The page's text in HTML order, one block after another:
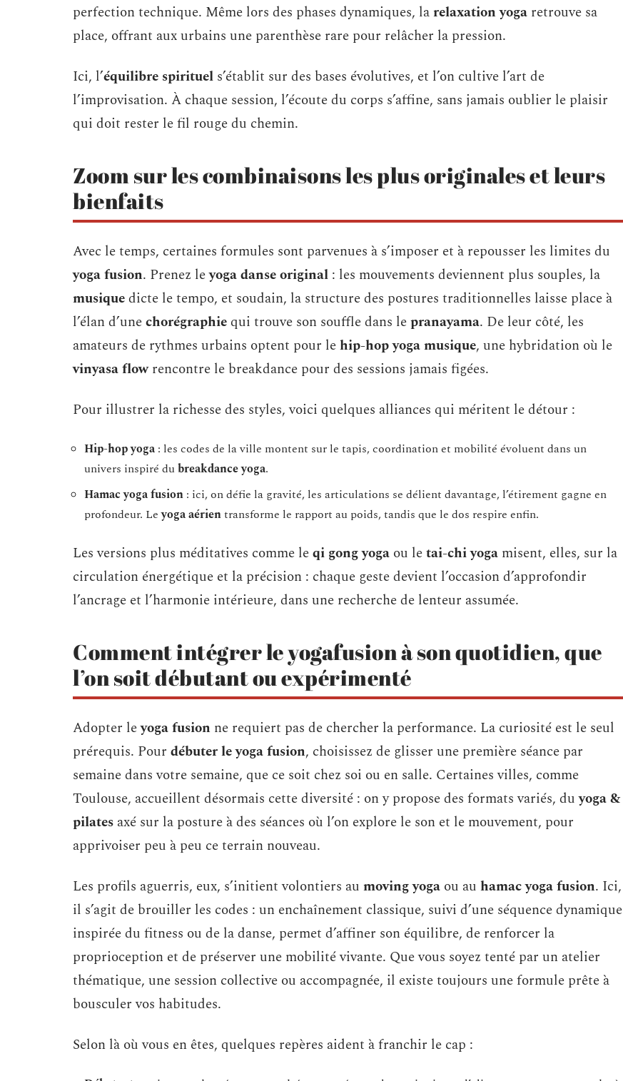
perfection technique. Même lors des phases dynamiques, larelaxation yoga retrouve sa
place, offrant aux urbains une parenthèse rare pour relâcher la pression.
Ici, l’équilibre spirituel s’établit sur des bases évolutives, et l’on cultive l’art de
l’improvisation. À chaque session, l’écoute du corps s’affine, sans jamais oublier le plaisir
qui doit rester le fil rouge du chemin.
Zoom sur les combinaisons les plus originales et leurs
bienfaits
Avec le temps, certaines formules sont parvenues à s’imposer et à repousser les limites du
yoga fusion. Prenez leyoga danse original : les mouvements deviennent plus souples, la
musiquedicte le tempo, et soudain, la structure des postures traditionnelles laisse place à
l’élan d’unechorégraphie qui trouve son souffle dans lepranayama. De leur côté, les
amateurs de rythmes urbains optent pour lehip-hop yoga musique, une hybridation où le
vinyasa flowrencontre le breakdance pour des sessions jamais figées.
Pour illustrer la richesse des styles, voici quelques alliances qui méritent le détour :
Hip-hop yoga : les codes de la ville montent sur le tapis, coordination et mobilité évoluent dans un
univers inspiré dubreakdance yoga.
Hamac yoga fusion : ici, on défie la gravité, les articulations se délient davantage, l’étirement gagne en
profondeur. Leyoga aérientransforme le rapport au poids, tandis que le dos respire enfin.
Les versions plus méditatives comme leqi gong yoga ou letai-chi yoga misent, elles, sur la
circulation énergétique et la précision : chaque geste devient l’occasion d’approfondir
l’ancrage et l’harmonie intérieure, dans une recherche de lenteur assumée.
Comment intégrer le yogafusion à son quotidien, que
l’on soit débutant ou expérimenté
Adopter leyoga fusion ne requiert pas de chercher la performance. La curiosité est le seul
prérequis. Pour débuter le yoga fusion, choisissez de glisser une première séance par
semaine dans votre semaine, que ce soit chez soi ou en salle. Certaines villes, comme
Toulouse, accueillent désormais cette diversité : on y propose des formats variés, duyoga &
pilates axé sur la posture à des séances où l’on explore le son et le mouvement, pour
apprivoiser peu à peu ce terrain nouveau.
Les profils aguerris, eux, s’initient volontiers au moving yoga ou au hamac yoga fusion. Ici,
il s’agit de brouiller les codes : un enchaînement classique, suivi d’une séquence dynamique
inspirée du fitness ou de la danse, permet d’affiner son équilibre, de renforcer la
proprioception et de préserver une mobilité vivante. Que vous soyez tenté par un atelier
thématique, une session collective ou accompagnée, il existe toujours une formule prête à
bousculer vos habitudes.
Selon là où vous en êtes, quelques repères aident à franchir le cap :